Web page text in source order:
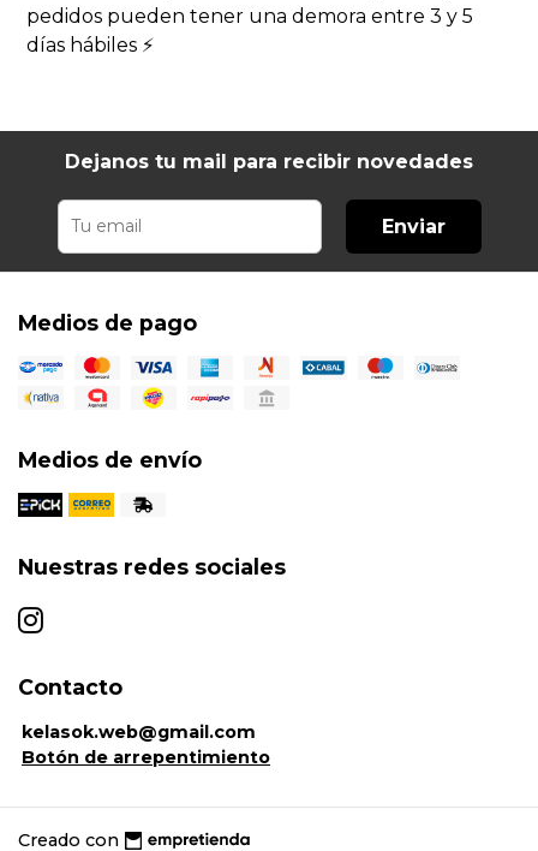
pedidos pueden tener una demora entre 3 y 5
días hábiles ⚡
Dejanos tu mail para recibir novedades
Enviar
Medios de pago
Medios de envío
Nuestras redes sociales
Contacto
kelasok.web@gmail.com
Botón de arrepentimiento
Creado con